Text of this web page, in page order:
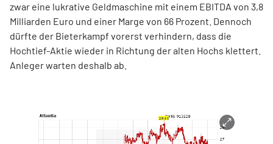
zwar eine lukrative Geldmaschine mit einem EBITDA von 3,8
Milliarden Euro und einer Marge von 66 Prozent. Dennoch
dürfte der Bieterkampf vorerst verhindern, dass die
Hochtief-Aktie wieder in Richtung der alten Hochs klettert.
Anleger warten deshalb ab.